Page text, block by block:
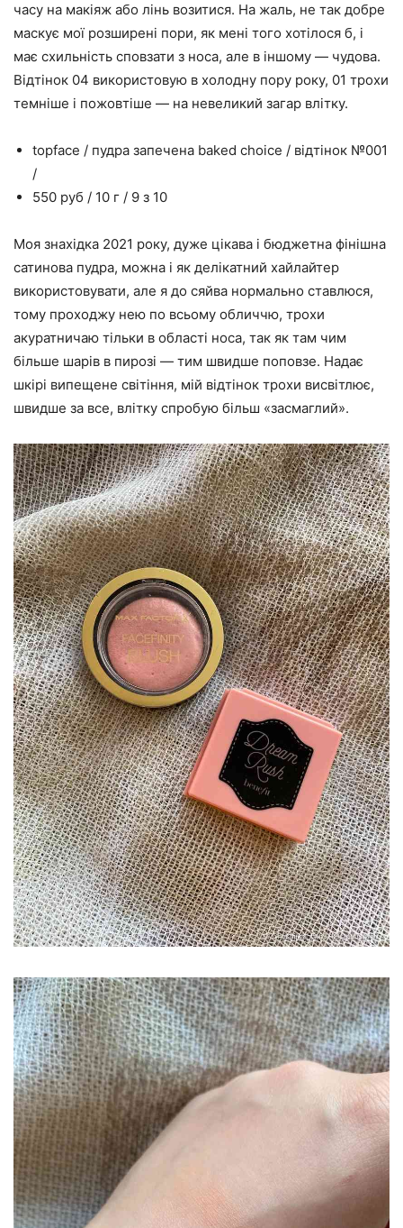
часу на макіяж або лінь возитися. На жаль, не так добре
маскує мої розширені пори, як мені того хотілося б, і
має схильність сповзати з носа, але в іншому — чудова.
Відтінок 04 використовую в холодну пору року, 01 трохи
темніше і пожовтіше — на невеликий загар влітку.
topface / пудра запечена baked choice / відтінок №001
/
550 руб / 10 г / 9 з 10
Моя знахідка 2021 року, дуже цікава і бюджетна фінішна
сатинова пудра, можна і як делікатний хайлайтер
використовувати, але я до сяйва нормально ставлюся,
тому проходжу нею по всьому обличчю, трохи
акуратничаю тільки в області носа, так як там чим
більше шарів в пирозі — тим швидше поповзе. Надає
шкірі випещене світіння, мій відтінок трохи висвітлює,
швидше за все, влітку спробую більш «засмаглий».